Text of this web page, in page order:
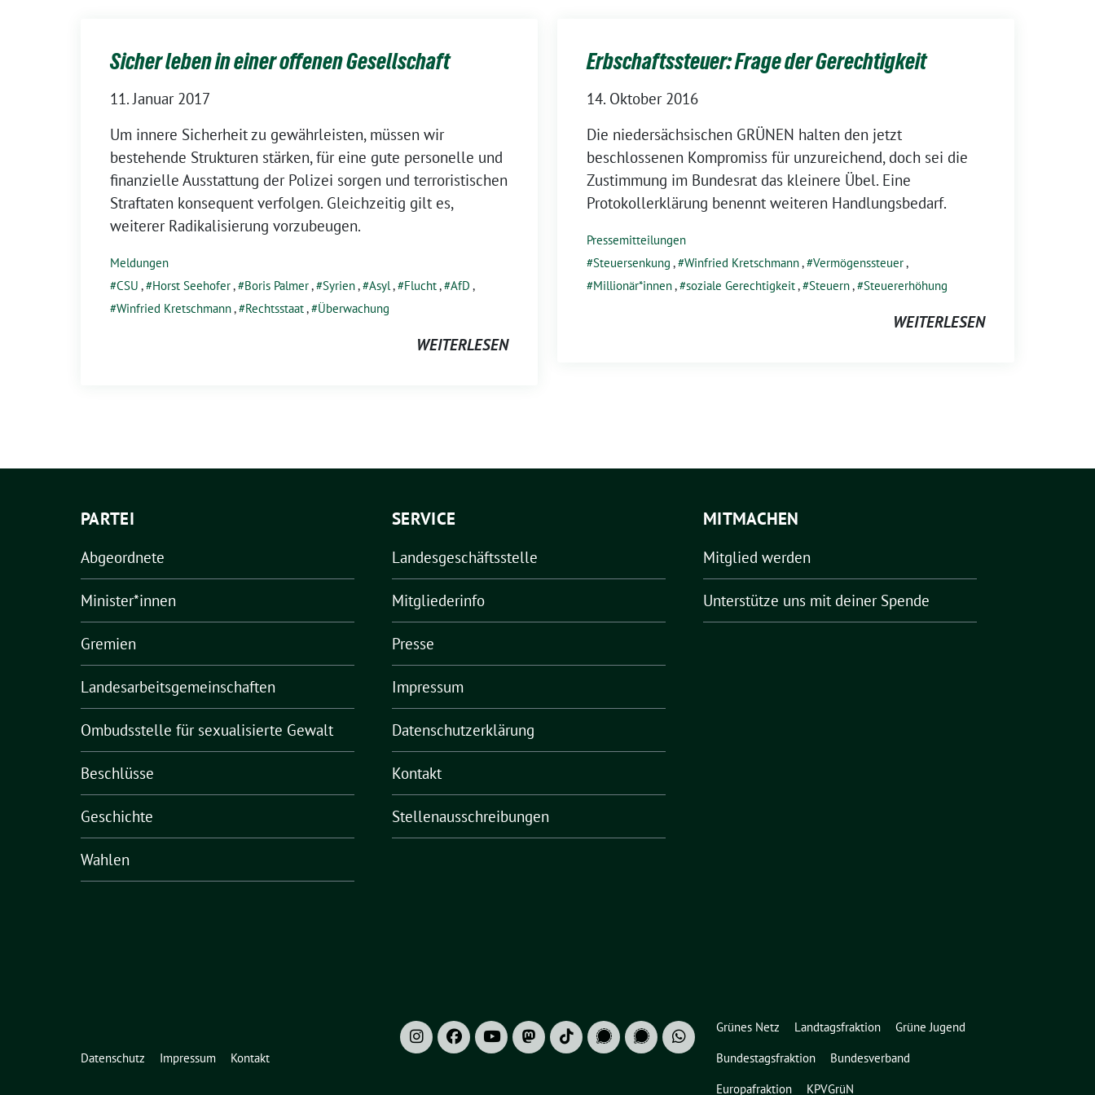
Sicher leben in einer offenen Gesellschaft
11. Januar 2017
Um innere Sicherheit zu gewährleisten, müssen wir
bestehende Strukturen stärken, für eine gute personelle und
finanzielle Ausstattung der Polizei sorgen und terroristischen
Straftaten konsequent verfolgen. Gleichzeitig gilt es,
weiterer Radikalisierung vorzubeugen.
Meldungen
CSU , Horst Seehofer, Boris Palmer, Syrien, Asyl, Flucht, AfD ,
Winfried Kretschmann, Rechtsstaat, Überwachung
WEITERLESEN
Erbschaftssteuer: Frage der Gerechtigkeit
14. Oktober 2016
Die niedersächsischen GRÜNEN halten den jetzt
beschlossenen Kompromiss für unzureichend, doch sei die
Zustimmung im Bundesrat das kleinere Übel. Eine
Protokollerklärung benennt weiteren Handlungsbedarf.
Pressemitteilungen
Steuersenkung , Winfried Kretschmann, Vermögenssteuer,
Millionär*innen, soziale Gerechtigkeit, Steuern, Steuererhöhung
WEITERLESEN
PARTEI
Abgeordnete
Minister*innen
Gremien
Landesarbeitsgemeinschaften
Ombudsstelle für sexualisierte Gewalt
Beschlüsse
Geschichte
Wahlen
SERVICE
Landesgeschäftsstelle
Mitgliederinfo
Presse
Impressum
Datenschutzerklärung
Kontakt
Stellenausschreibungen
MITMACHEN
Mitglied werden
Unterstütze uns mit deiner Spende
Datenschutz Impressum Kontakt
Grünes Netz Landtagsfraktion
Grüne Jugend
Bundestagsfraktion
Bundesverband
Europafraktion
KPVGrüN